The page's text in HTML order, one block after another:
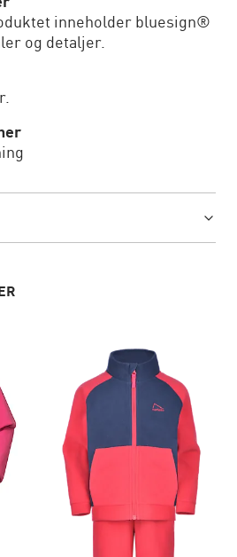
inneholder bluesign®
og detaljer.